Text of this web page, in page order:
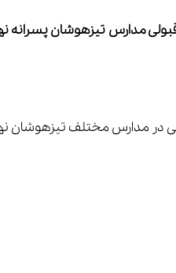
قبولی مدارس تیزهوشان پسرانه
سمپاد (تیزهوشان) را دارید، این مقاله یک راهنمای کامل برای شناخت مفهوم تراز و بررسی حد نصاب‌های قبولی